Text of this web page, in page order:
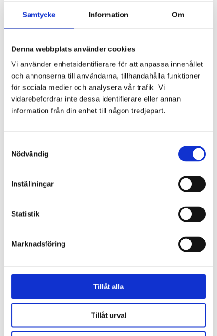
Samtycke Information Om
Denna webbplats använder cookies
Vi använder enhetsidentifierare för att anpassa innehållet
och annonserna till användarna, tillhandahålla funktioner
för sociala medier och analysera vår trafik. Vi
vidarebefordrar inte dessa identifierare eller annan
information från din enhet till någon tredjepart.
Nödvändig
Inställningar
Statistik
Marknadsföring
Tillåt alla
Tillåt urval
Tillgänglighet
Tillgänglighetsredogörelse
Vad vi gör
Avloppsvattenrening
Vatten­behandling
Slam
Slambehandling
Biogas
Uppströmsarbete
Förbindelseledning under Mölndalsån
Nyheter
Säkerhetsinformation till allmänheten
Jobba hos oss
Kultur
Städa med rent samvete
Skolsajt
Hej alla vattenhjältar!
Företag och industri